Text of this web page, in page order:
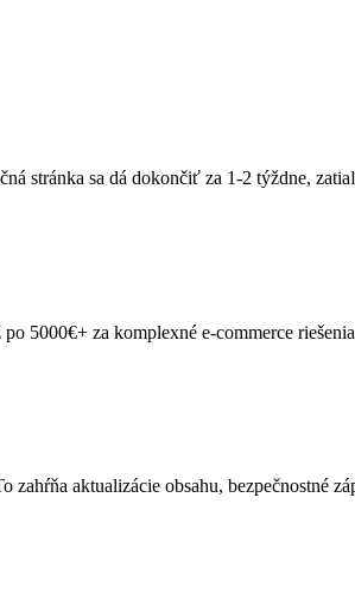
stránka sa dá dokončiť za 1-2 týždne,
5000€+ za komplexné e-commerce
aktualizácie obsahu, bezpečnostné